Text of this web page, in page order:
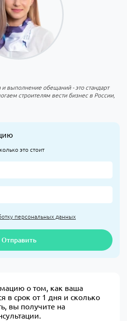
выполнение обещаний - это стандарт
строителям вести бизнес в России,
это стоит
персональных данных
Отправить
о том, как ваша
в срок от 1 дня и сколько
вы получите на